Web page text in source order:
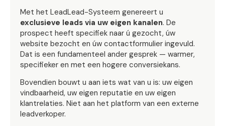
Met het LeadLead-Systeem genereert u
exclusieve leads via uw eigen kanalen. De
prospect heeft specifiek naar ú gezocht, úw
website bezocht en úw contactformulier ingevuld.
Dat is een fundamenteel ander gesprek — warmer,
specifieker en met een hogere conversiekans.
Bovendien bouwt u aan iets wat van u is: uw eigen
vindbaarheid, uw eigen reputatie en uw eigen
klantrelaties. Niet aan het platform van een externe
leadverkoper.